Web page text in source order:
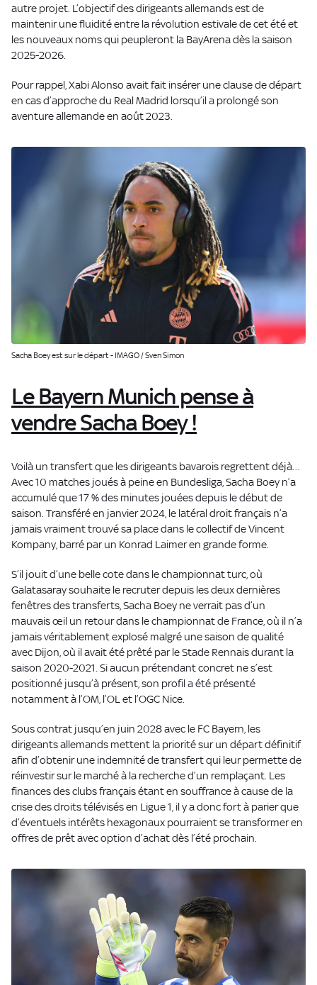
autre projet. L’objectif des dirigeants allemands est de
maintenir une fluidité entre la révolution estivale de cet été et
les nouveaux noms qui peupleront la BayArena dès la saison
2025-2026.
Pour rappel, Xabi Alonso avait fait insérer une clause de départ
en cas d’approche du Real Madrid lorsqu’il a prolongé son
aventure allemande en août 2023.
Sacha Boey est sur le départ - IMAGO / Sven Simon
Le Bayern Munich pense à
vendre Sacha Boey !
Voilà un transfert que les dirigeants bavarois regrettent déjà…
Avec 10 matches joués à peine en Bundesliga, Sacha Boey n’a
accumulé que 17 % des minutes jouées depuis le début de
saison. Transféré en janvier 2024, le latéral droit français n’a
jamais vraiment trouvé sa place dans le collectif de Vincent
Kompany, barré par un Konrad Laimer en grande forme.
S’il jouit d’une belle cote dans le championnat turc, où
Galatasaray souhaite le recruter depuis les deux dernières
fenêtres des transferts, Sacha Boey ne verrait pas d’un
mauvais œil un retour dans le championnat de France, où il n’a
jamais véritablement explosé malgré une saison de qualité
avec Dijon, où il avait été prêté par le Stade Rennais durant la
saison 2020-2021. Si aucun prétendant concret ne s’est
positionné jusqu’à présent, son profil a été présenté
notamment à l’OM, l’OL et l’OGC Nice.
Sous contrat jusqu’en juin 2028 avec le FC Bayern, les
dirigeants allemands mettent la priorité sur un départ définitif
afin d’obtenir une indemnité de transfert qui leur permette de
réinvestir sur le marché à la recherche d’un remplaçant. Les
finances des clubs français étant en souffrance à cause de la
crise des droits télévisés en Ligue 1, il y a donc fort à parier que
d’éventuels intérêts hexagonaux pourraient se transformer en
offres de prêt avec option d’achat dès l’été prochain.